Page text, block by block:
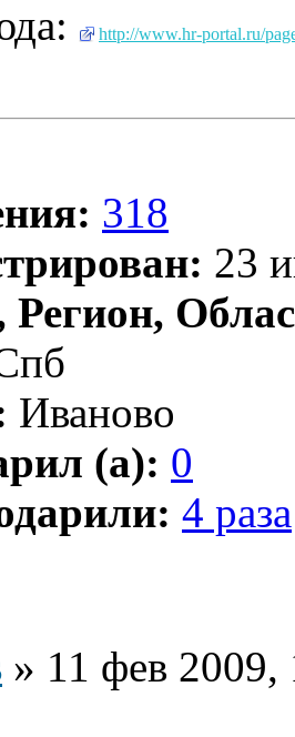
http://www.hr-portal.ru/
318
23
Регион,
Иваново
(а): 0
4 раза
» 11 фев 2009,